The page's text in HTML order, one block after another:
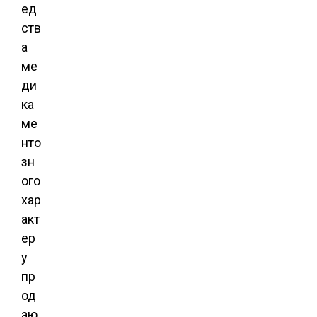
ед
ств
а
ме
ди
ка
ме
нто
зн
ого
хар
акт
ер
у
пр
од